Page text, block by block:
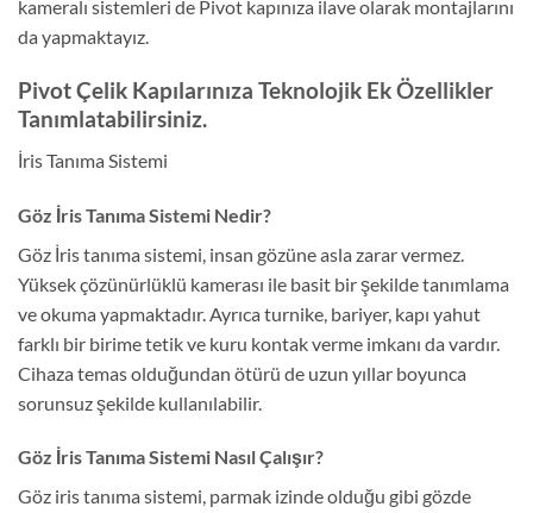
kameralı sistemleri de Pivot kapınıza ilave olarak montajlarını
da yapmaktayız.
Pivot Çelik Kapılarınıza Teknolojik Ek Özellikler
Tanımlatabilirsiniz.
İris Tanıma Sistemi
Göz İris Tanıma Sistemi Nedir?
Göz İris tanıma sistemi, insan gözüne asla zarar vermez.
Yüksek çözünürlüklü kamerası ile basit bir şekilde tanımlama
ve okuma yapmaktadır. Ayrıca turnike, bariyer, kapı yahut
farklı bir birime tetik ve kuru kontak verme imkanı da vardır.
Cihaza temas olduğundan ötürü de uzun yıllar boyunca
sorunsuz şekilde kullanılabilir.
Göz İris Tanıma Sistemi Nasıl Çalışır?
Göz iris tanıma sistemi, parmak izinde olduğu gibi gözde